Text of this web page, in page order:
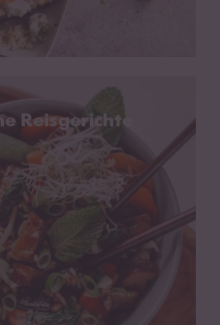
Reisgerichte